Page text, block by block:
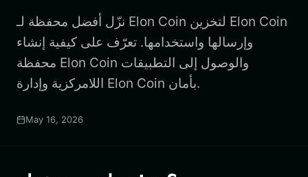
বাংলা
Español
Português (Brasil)
Español (Argentina)
نزّل أفضل محفظة لـ Elon Coin لتخزين Elon Coin
وإرسالها واستخدامها. تعرّف على كيفية إنشاء
محفظة Elon Coin والوصول إلى التطبيقات
اللامركزية وإدارة Elon Coin بأمان.
May 16, 2026